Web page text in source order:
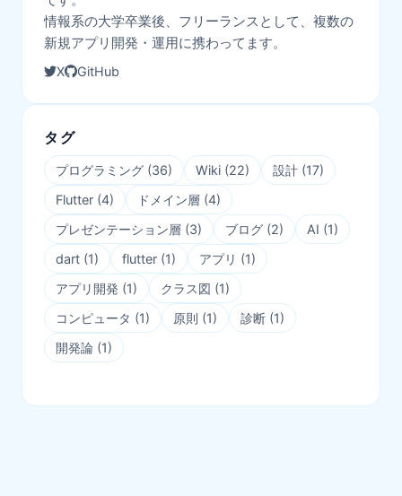
情報系の大学卒業後、フリーランスとして、複数の
新規アプリ開発・運用に携わってます。
X GitHub
タグ
プログラミング (36) Wiki (22) 設計 (17)
Flutter (4) ドメイン層 (4)
プレゼンテーション層 (3) ブログ (2) AI (1)
dart (1) flutter (1) アプリ (1)
アプリ開発 (1) クラス図 (1)
コンピュータ (1) 原則 (1) 診断 (1)
開発論 (1)